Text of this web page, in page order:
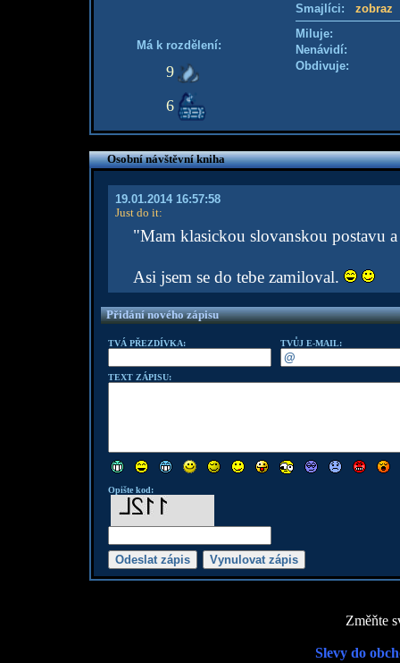
Má k rozdělení:
9
6
Smajlíci: zobraz
Miluje:
Nenávidí:
Obdivuje:
Osobní návštěvní kniha
19.01.2014 16:57:58
Just do it:
"Mam klasickou slovanskou postavu
Asi jsem se do tebe zamiloval.
Přidání nového zápisu
TVÁ PŘEZDÍVKA: TVŮJ E-MAIL:
TEXT ZÁPISU:
Opište kod:
Změňte
Slevy do